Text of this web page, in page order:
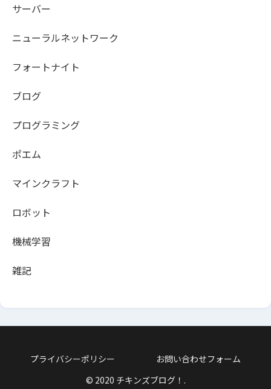
サーバー
ニューラルネットワーク
フォートナイト
ブログ
プログラミング
ポエム
マインクラフト
ロボット
機械学習
雑記
プライバシーポリシー
お問い合わせフォーム
© 2020 チキンズブログ！.